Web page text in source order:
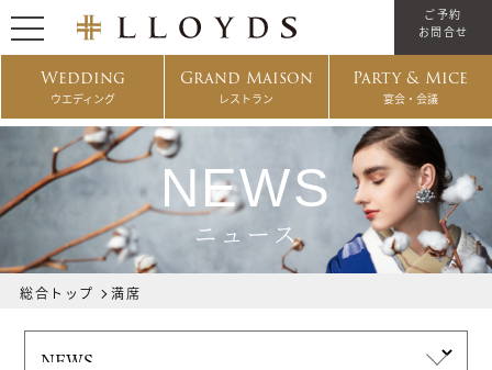
Wedding
ウエディング
Grand Maison
レストラン
Party & Mice
宴会・会議
ご予約
お問合せ
NEWS
ニュース
総合トップ 満席